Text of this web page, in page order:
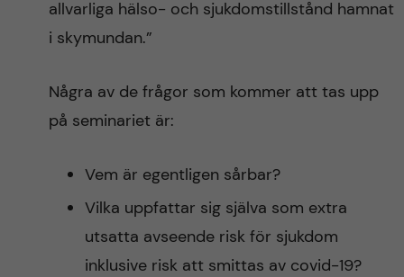
allvarliga hälso- och sjukdomstillstånd hamnat
i skymundan.”
Några av de frågor som kommer att tas upp
på seminariet är:
Vem är egentligen sårbar?
Vilka uppfattar sig själva som extra
utsatta avseende risk för sjukdom
inklusive risk att smittas av covid-19?